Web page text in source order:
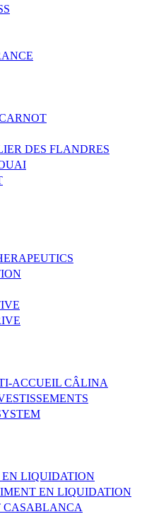
DES FLANDRES
ACCUEIL CÂLINA
LIQUIDATION
EN LIQUIDATION
CASABLANCA